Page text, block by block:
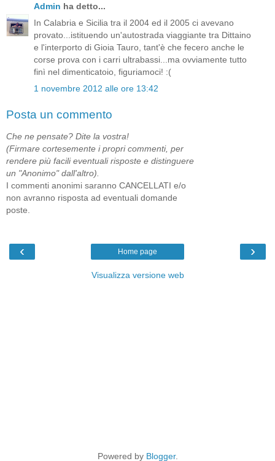
Admin ha detto...
In Calabria e Sicilia tra il 2004 ed il 2005 ci avevano
provato...istituendo un'autostrada viaggiante tra Dittaino
e l'interporto di Gioia Tauro, tant'è che fecero anche le
corse prova con i carri ultrabassi...ma ovviamente tutto
finì nel dimenticatoio, figuriamoci! :(
1 novembre 2012 alle ore 13:42
Posta un commento
Che ne pensate? Dite la vostra!
(Firmare cortesemente i propri commenti, per
rendere più facili eventuali risposte e distinguere
un "Anonimo" dall'altro).
I commenti anonimi saranno CANCELLATI e/o
non avranno risposta ad eventuali domande
poste.
‹ ›
Home page
Visualizza versione web
Powered by Blogger.